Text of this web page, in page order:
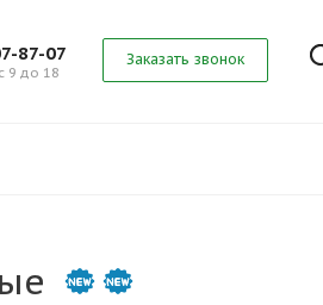
87-07
9 до 18
Заказать звонок